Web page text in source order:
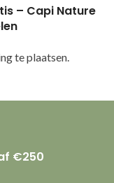
– Capi Nature
te plaatsen.
€250